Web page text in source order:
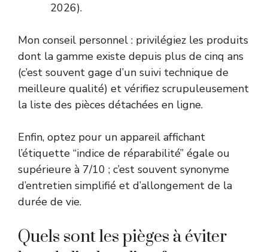
2026).
Mon conseil personnel : privilégiez les produits
dont la gamme existe depuis plus de cinq ans
(c’est souvent gage d’un suivi technique de
meilleure qualité) et vérifiez scrupuleusement
la liste des pièces détachées en ligne.
Enfin, optez pour un appareil affichant
l’étiquette “indice de réparabilité” égale ou
supérieure à 7/10 ; c’est souvent synonyme
d’entretien simplifié et d’allongement de la
durée de vie.
Quels sont les pièges à éviter